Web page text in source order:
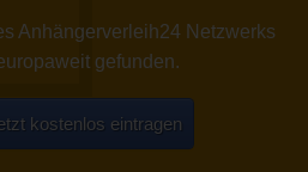
Anhängerverleih24 Netzwerks
gefunden.
kostenlos eintragen